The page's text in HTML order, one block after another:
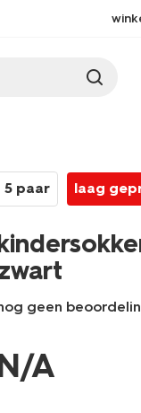
5 paar laag
geen
strepen-A